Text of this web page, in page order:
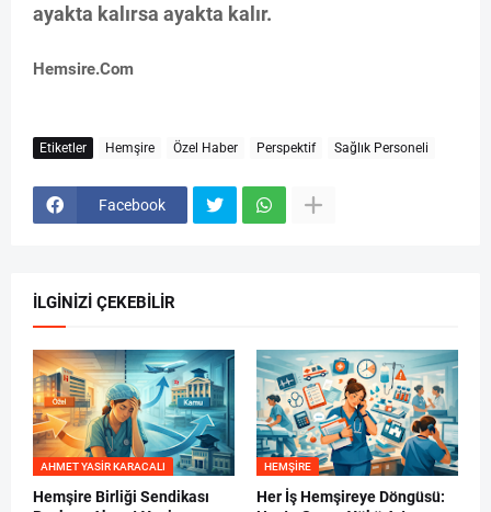
ayakta kalırsa ayakta kalır.
Hemsire.Com
Etiketler Hemşire Özel Haber Perspektif Sağlık Personeli
Facebook
İLGINIZI ÇEKEBILIR
AHMET YASIR KARACALI
Hemşire Birliği Sendikası
HEMŞIRE
Her İş Hemşireye Döngüsü: